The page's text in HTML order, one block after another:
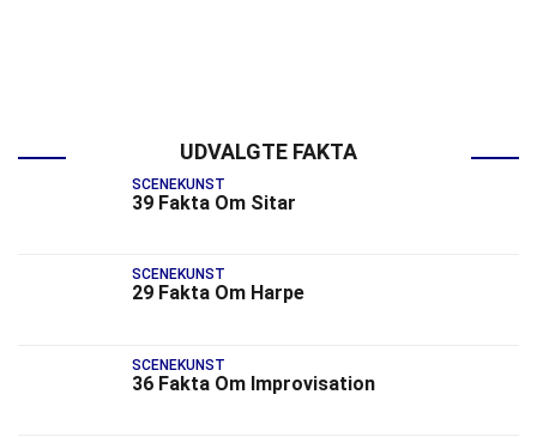
UDVALGTE FAKTA
SCENEKUNST
39 Fakta Om Sitar
SCENEKUNST
29 Fakta Om Harpe
SCENEKUNST
36 Fakta Om Improvisation